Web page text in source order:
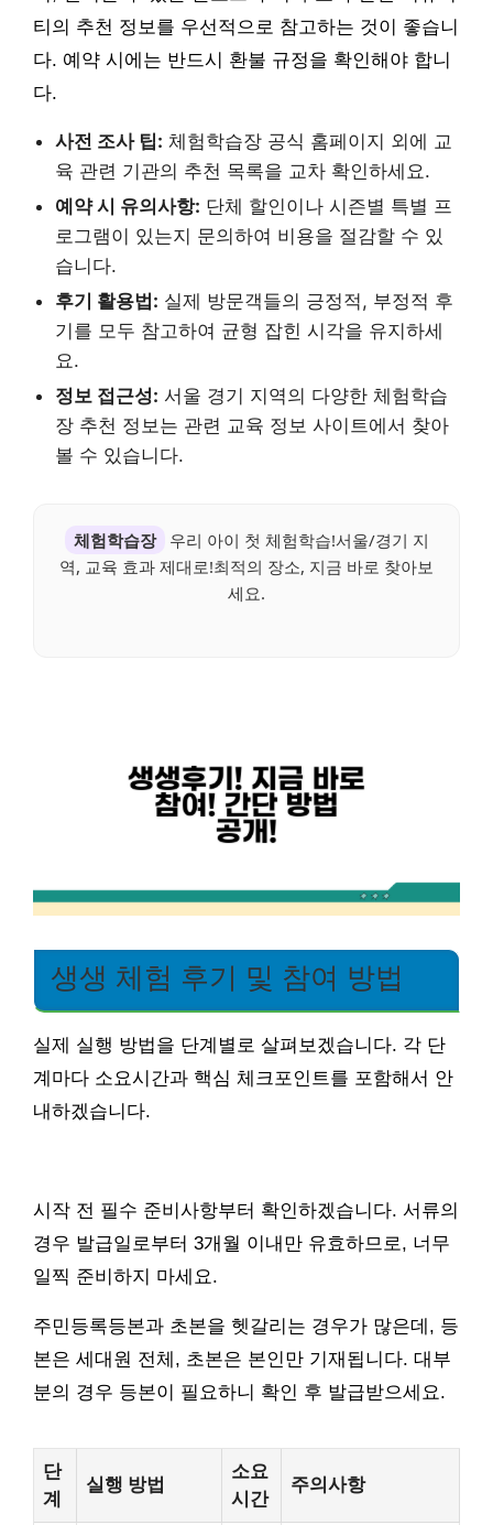
티의 추천 정보를 우선적으로 참고하는 것이 좋습니
다. 예약 시에는 반드시 환불 규정을 확인해야 합니
다.
사전 조사 팁: 체험학습장 공식 홈페이지 외에 교
육 관련 기관의 추천 목록을 교차 확인하세요.
예약 시 유의사항: 단체 할인이나 시즌별 특별 프
로그램이 있는지 문의하여 비용을 절감할 수 있
습니다.
후기 활용법: 실제 방문객들의 긍정적, 부정적 후
기를 모두 참고하여 균형 잡힌 시각을 유지하세
요.
정보 접근성: 서울 경기 지역의 다양한 체험학습
장 추천 정보는 관련 교육 정보 사이트에서 찾아
볼 수 있습니다.
체험학습장
우리 아이 첫 체험학습!서울/경기 지
역, 교육 효과 제대로!최적의 장소, 지금 바로 찾아보
세요.
생생 체험 후기 및 참여 방법
실제 실행 방법을 단계별로 살펴보겠습니다. 각 단
계마다 소요시간과 핵심 체크포인트를 포함해서 안
내하겠습니다.
시작 전 필수 준비사항부터 확인하겠습니다. 서류의
경우 발급일로부터 3개월 이내만 유효하므로, 너무
일찍 준비하지 마세요.
주민등록등본과 초본을 헷갈리는 경우가 많은데, 등
본은 세대원 전체, 초본은 본인만 기재됩니다. 대부
분의 경우 등본이 필요하니 확인 후 발급받으세요.
단
계
실행 방법
소요
시간
주의사항